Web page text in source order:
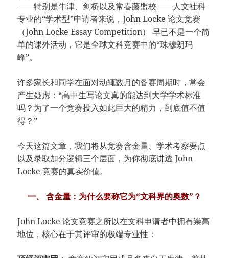
——特别是牛津、剑桥以及常春藤盟校——人文社科
专业的“学术型”申请者来说，John Locke 论文竞赛
（John Locke Essay Competition） 早已不是一个简
单的课外活动，它是全球文科竞赛中的“珠穆朗玛
峰”。
许多家长和同学在面对动辄数月的备赛周期时，常会
产生疑虑：“高中生写论文真的能达到大学学术标准
吗？为了一个竞赛投入如此巨大的精力，到底值不值
得？”
今天这篇文章，我们将从竞赛含金量、学术考察要点
以及录取加分逻辑三个层面，为你彻底讲透 John
Locke 竞赛的真实价值。
一、 含金量：为什么要称它为“文科界的奥数”？
John Locke 论文竞赛之所以在文科申请者中拥有崇高
地位，核心在于其评审的极端专业性：